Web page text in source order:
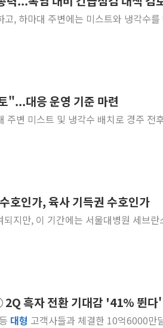
李대통령, ISA 개
동해중부 전 해상
연일 폭염에 온
고, 하마대 주변에는 미스트와 냉각수
"...대응 운영 기준 마련
주변 미스트 및 냉각수 배치로 경주 전
호인가, 육사 기득권 수호인가
지만, 이 기간에는 서울대병원 세브란
흑자 전환 기대감 '41% 뛴다'
대형 고객사들과 체결한 10억6000만